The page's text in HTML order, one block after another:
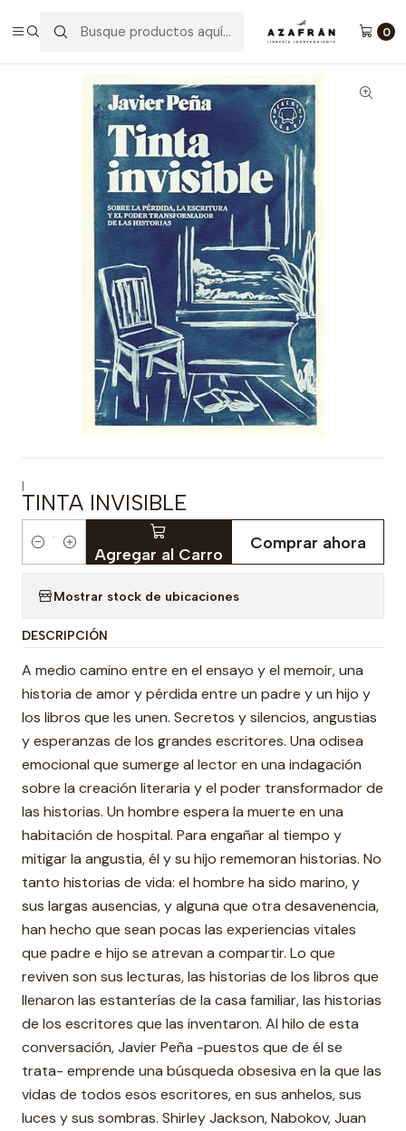
0
Tinta Invisible
|
TINTA INVISIBLE
Cantidad Agregar al Carro
Comprar ahora
Mostrar stock de ubicaciones
DESCRIPCIÓN
A medio camino entre en el ensayo y el memoir, una
historia de amor y pérdida entre un padre y un hijo y
los libros que les unen. Secretos y silencios, angustias
y esperanzas de los grandes escritores. Una odisea
emocional que sumerge al lector en una indagación
sobre la creación literaria y el poder transformador de
las historias. Un hombre espera la muerte en una
habitación de hospital. Para engañar al tiempo y
mitigar la angustia, él y su hijo rememoran historias. No
tanto historias de vida: el hombre ha sido marino, y
sus largas ausencias, y alguna que otra desavenencia,
han hecho que sean pocas las experiencias vitales
que padre e hijo se atrevan a compartir. Lo que
reviven son sus lecturas, las historias de los libros que
llenaron las estanterías de la casa familiar, las historias
de los escritores que las inventaron. Al hilo de esta
conversación, Javier Peña -puestos que de él se
trata- emprende una búsqueda obsesiva en la que las
vidas de todos esos escritores, en sus anhelos, sus
luces y sus sombras. Shirley Jackson, Nabokov, Juan